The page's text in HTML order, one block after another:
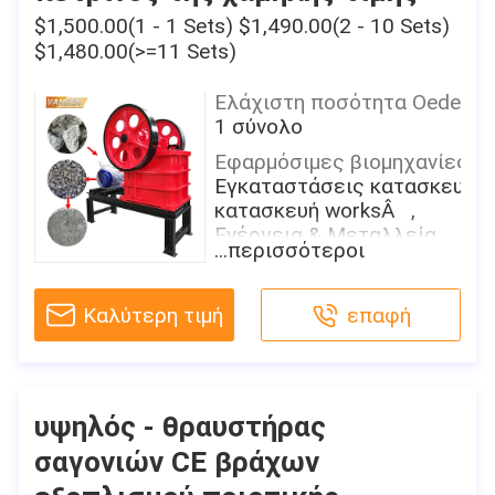
ρεύματος
Ικανότητα (t/h):
Max.3t/h
Διάσταση (L*W*H):
1300*670*1400mm
Βάρος:
670 κλ
Εξουσιοδότηση:
1 έτος
Τύπος μάρκετινγκ:
Νέο προϊόν 2021
Έκθεση δοκιμής
Τηλεοπτική εξερχόμενος-
επιθεώρηση:
Παρεχόμενος
$1,500.00(1 - 1 Sets) $1,490.00(2 - 10 Sets)
$1,480.00(>=11 Sets)
Ελάχιστη ποσότητα Oeder
1 σύνολο
Εφαρμόσιμες βιομηχανίες:
Εγκαταστάσεις κατασκευής,
κατασκευή worksÂ ,
Ενέργεια & Μεταλλεία
Θέση αιθουσών εκθέσεως:
Κανένας
Όρος:
Θραυστήρας σαγονιών
Εφαρμογή:
Συντετριμμένη πέτρα
...περισσότεροι
Καλύτερη τιμή επαφή
υψηλός - θραυστήρας
σαγονιών CE βράχων